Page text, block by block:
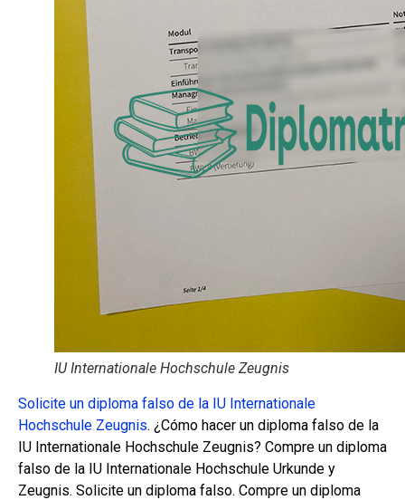
IU Internationale Hochschule Zeugnis
Solicite un diploma falso de la IU Internationale
Hochschule Zeugnis. ¿Cómo hacer un diploma falso de la
IU Internationale Hochschule Zeugnis? Compre un diploma
falso de la IU Internationale Hochschule Urkunde y
Zeugnis. Solicite un diploma falso. Compre un diploma